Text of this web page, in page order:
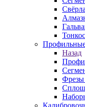
Назад
Фрезы